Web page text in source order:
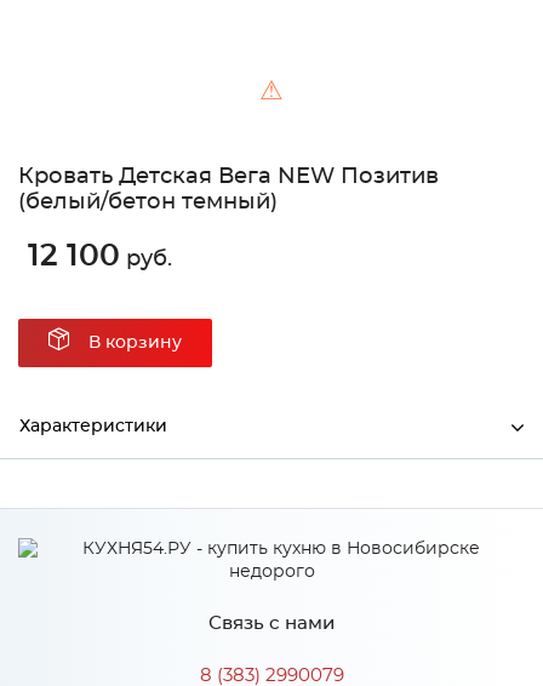
⚠
Кровать Детская Вега NEW Позитив
(белый/бетон темный)
12 100 руб.
В корзину
Характеристики
Цвет Белый/Бетон темный
Связь с нами
8 (383) 2990079